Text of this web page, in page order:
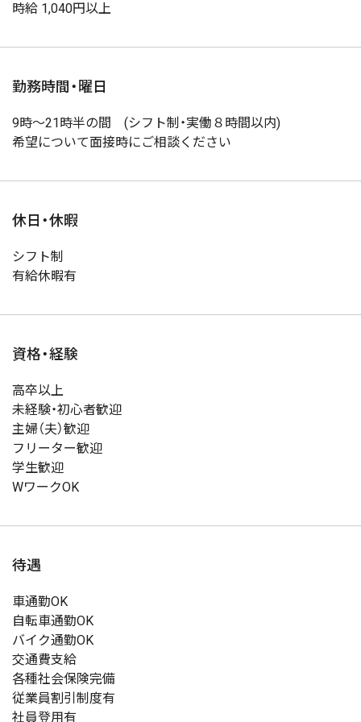
時給 1,040円以上
勤務時間・曜日
9時〜21時半の間 (シフト制・実働８時間以内)
希望について面接時にご相談ください
休日・休暇
シフト制
有給休暇有
資格・経験
高卒以上
未経験・初心者歓迎
主婦（夫）歓迎
フリーター歓迎
学生歓迎
WワークOK
待遇
車通勤OK
自転車通勤OK
バイク通勤OK
交通費支給
各種社会保険完備
従業員割引制度有
社員登用有